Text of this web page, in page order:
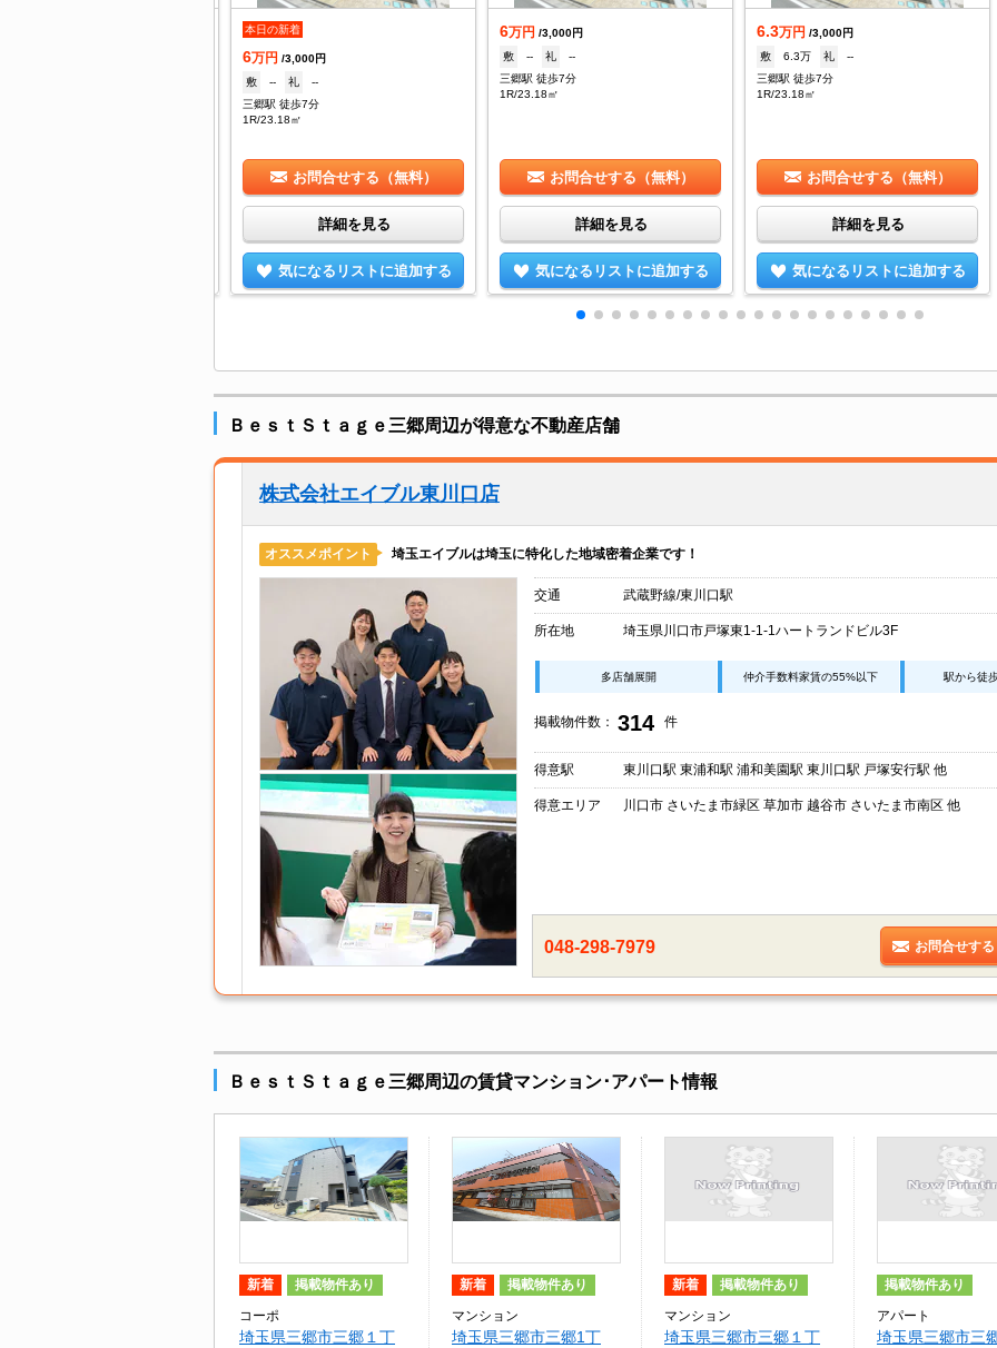
本日の新着
6万円 /3,000円
敷
-- 礼
--
三郷駅 徒歩7分
1R/23.18㎡
お問合せする（無料）
詳細を見る
気になるリストに追加する
6万円 /3,000円
敷
-- 礼
--
三郷駅 徒歩7分
1R/23.18㎡
お問合せする（無料）
詳細を見る
気になるリストに追加する
6.3万円 /3,000円
敷
6.3万 礼
--
三郷駅 徒歩7分
1R/23.18㎡
お問合せする（無料）
詳細を見る
気になるリストに追加する
ＢｅｓｔＳｔａｇｅ三郷周辺が得意な不動産店舗
株式会社エイブル東川口店
オススメポイント 埼玉エイブルは埼玉に特化した地域密着企業です！
交通 武蔵野線/東川口駅
所在地 埼玉県川口市戸塚東1-1-1ハートランドビル3F
多店舗展開 仲介手数料家賃の55%以下 駅から徒
掲載物件数： 314 件
得意駅 東川口駅 東浦和駅 浦和美園駅 東川口駅 戸塚安行駅 他
得意エリア 川口市 さいたま市緑区 草加市 越谷市 さいたま市南区 他
048-298-7979 お問合せする
ＢｅｓｔＳｔａｇｅ三郷周辺の賃貸マンション･アパート情報
新着 掲載物件あり
コーポ
埼玉県三郷市三郷１丁
新着 掲載物件あり
マンション
埼玉県三郷市三郷1丁
新着 掲載物件あり
マンション
埼玉県三郷市三郷１丁
掲載物件あり
アパート
埼玉県三郷市三